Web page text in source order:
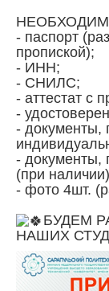
- паспорт
пропиской);
- ИНН;
- СНИЛС;
- аттестат с
-
-
- документы,
(при
- фото 4шт.
БУДЕМ
НАШИХ